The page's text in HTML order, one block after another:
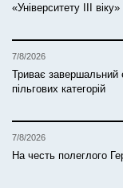
«Університету ІІІ віку»
7/8/2026
Триває завершальний
пільгових категорій
7/8/2026
На честь полеглого